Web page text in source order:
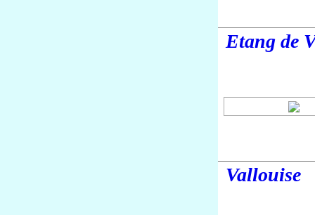
Etang de
Vallouise